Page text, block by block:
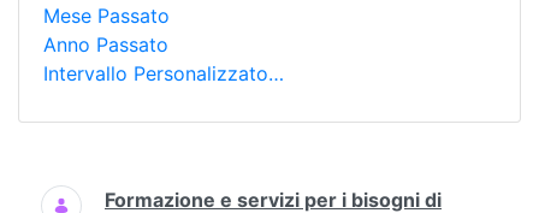
Mese Passato
Anno Passato
Intervallo Personalizzato…
Ricerca
Formazione e servizi per i bisogni di